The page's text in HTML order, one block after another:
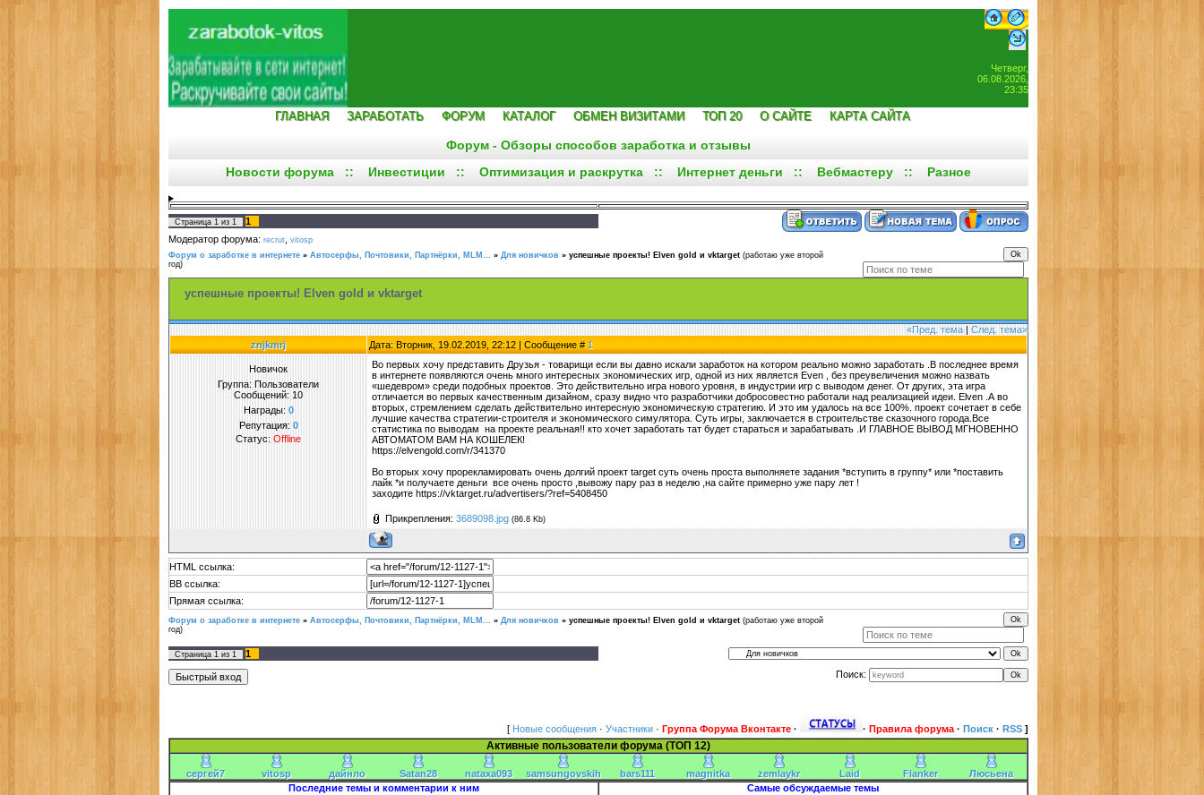
Четверг,
06.08.2026,
23:35
ГЛАВНАЯ ЗАРАБОТАТЬ ФОРУМ КАТАЛОГ ОБМЕН ВИЗИТАМИ ТОП 20 О САЙТЕ КАРТА САЙТА
Форум - Обзоры способов заработка и отзывы
Новости форума :: Инвестиции :: Оптимизация и раскрутка :: Интернет деньги :: Вебмастеру :: Разное
Страница 1 из 1
1
Модератор форума: recrut vitosp
Форум о заработке в интернете » Автосерфы, Почтовики, Партнёрки, MLM... » Для новичков » успешные проекты! Elven gold и vktarget (работаю уже второй
год)
успешные проекты! Elven gold и vktarget
«Пред. тема
След. тема»
znjkmrj
Дата: Вторник, 19.02.2019, 22:12 | Сообщение # 1
Новичок
Группа: Пользователи
Сообщений: 10
Награды: 0
Репутация: 0
Статус: Offline
Во первых хочу представить Друзья - товарищи если вы давно искали заработок на котором реально можно заработать .В последнее время
в интернете появляются очень много интересных экономических игр, одной из них является Even , без преувеличения можно назвать
«шедевром» среди подобных проектов. Это действительно игра нового уровня, в индустрии игр с выводом денег. От других, эта игра
отличается во первых качественным дизайном, сразу видно что разработчики добросовестно работали над реализацией идеи. Elven .А во
вторых, стремлением сделать действительно интересную экономическую стратегию. И это им удалось на все 100%. проект сочетает в себе
лучшие качества стратегии-строителя и экономического симулятора. Суть игры, заключается в строительстве сказочного города.Все
статистика по выводам на проекте реальная!! кто хочет заработать тат будет стараться и зарабатывать .И ГЛАВНОЕ ВЫВОД МГНОВЕННО
АВТОМАТОМ ВАМ НА КОШЕЛЕК!
https://elvengold.com/r/341370
Во вторых хочу прорекламировать очень долгий проект target суть очень проста выполняете задания *вступить в группу* или *поставить
лайк *и получаете деньги все очень просто ,вывожу пару раз в неделю ,на сайте примерно уже пару лет !
заходите https://vktarget.ru/advertisers/?ref=5408450
Прикрепления: 3689098.jpg (86.8 Kb)
HTML ссылка:
BB ссылка:
Прямая ссылка:
Форум о заработке в интернете » Автосерфы, Почтовики, Партнёрки, MLM... » Для новичков » успешные проекты! Elven gold и vktarget (работаю уже второй
год)
Страница 1 из 1
1
Поиск:
[ Новые сообщения · Участники · Группа Форума Вконтакте · · Правила форума · Поиск · RSS ]
Активные пользователи форума (ТОП 12)
сергей7 vitosp дайнло Satan28 nataxa093 samsungovskih bars111 magnitka zemlaykr Laid Flanker
Люсьена
Последние темы и комментарии к ним
Самые обсуждаемые темы